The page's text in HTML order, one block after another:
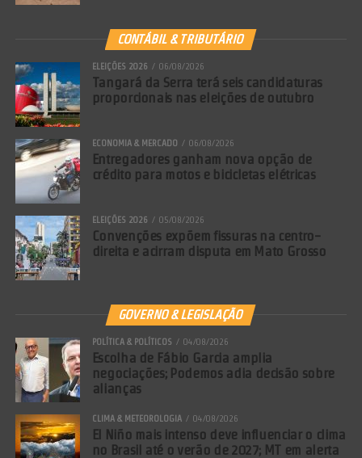
CONTÁBIL & TRIBUTÁRIO
ELEIÇÕES 2026 06/08/2026
Tangará da Serra terá seis candidaturas
proporcionais nas eleições de outubro
ECONOMIA & MERCADO 06/08/2026
Entregadores ganham nova opção de
crédito para motos e bicicletas elétricas
ELEIÇÕES 2026 05/08/2026
Convenções expõem fissuras na centro-
direita e acirram disputa em Mato Grosso
GOVERNO & LEGISLAÇÃO
POLÍTICA & POLÍTICOS 04/08/2026
Escolha de Fábio Garcia amplia
negociações; Podemos adia decisão sobre
alianças
CLIMA & METEOROLOGIA 04/08/2026
El Niño mais intenso deve influenciar o clima
no Brasil até o verão de 2027; MT em alerta